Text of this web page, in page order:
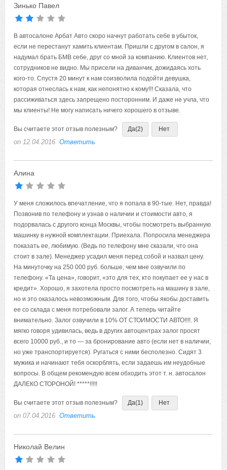
Зинько Павел
В автосалоне Арбат Авто скоро начнут работать себе в убыток,
если не перестанут хамить клиентам. Пришли с другом в салон, я
надумал брать БМВ себе, друг со мной за компанию. Клиентов нет,
сотрудников не видно. Мы присели на диванчик, дожидаясь хоть
кого-то. Спустя 20 минут к нам соизволила подойти девушка,
которая отнеслась к нам, как непонятно к кому!!! Сказала, что
рассиживаться здесь запрещено посторонним. И даже не учла, что
мы клиенты! Не могу написать ничего хорошего в отзыве.
Вы считаете этот отзыв полезным? Да(2) Нет
on 12.04.2016 Ответить
Алина
У меня сложилось впечатление, что я попала в 90-тые. Нет, правда!
Позвонив по телефону и узнав о наличии и стоимости авто, я
подорвалась с другого конца Москвы, чтобы посмотреть выбранную
машинку в нужной комплектации. Приехала. Попросила менеджера
показать ее, любимую. (Ведь по телефону мне сказали, что она
стоит в зале). Менеджер усадил меня перед собой и назвал цену.
На минуточку на 250 000 руб. больше, чем мне озвучили по
телефону. «Та цена», говорит, «это для тех, кто покупает ее у нас в
кредит». Хорошо, я захотела просто посмотреть на машину в зале,
но и это оказалось невозможным. Для того, чтобы якобы доставить
ее со склада с меня потребовали залог. А теперь читайте
внимательно. Залог озвучили в 10% ОТ СТОИМОСТИ АВТО!!!!. Я
мягко говоря удивилась, ведь в других автоцентрах залог просят
всего 10000 руб., и то — за бронирование авто (если нет в наличии,
но уже транспортируется). Ругаться с ними бесполезно. Сидят 3
мужика и начинают тебя оскорблять, если задаешь им неудобные
вопросы. В общем рекомендую всем обходить этот т. н. автосалон
ДАЛЕКО СТОРОНОЙ! *****!!!!!
Вы считаете этот отзыв полезным? Да(1) Нет
on 07.04.2016 Ответить
Николай Велин